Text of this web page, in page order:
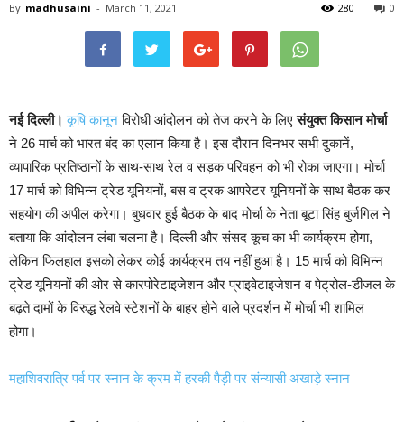
By madhusaini - March 11, 2021 0
280
नई दिल्ली। कृषि कानूनविरोधी आंदोलन को तेज करने के लिएसंयुक्त किसान मोर्चा
ने 26 मार्च को भारत बंद का एलान किया है। इस दौरान दिनभर सभी दुकानें,
व्यापारिक प्रतिष्ठानों के साथ-साथ रेल व सड़क परिवहन को भी रोका जाएगा। मोर्चा
17 मार्च को विभिन्न ट्रेड यूनियनों, बस व ट्रक आपरेटर यूनियनों के साथ बैठक कर
सहयोग की अपील करेगा। बुधवार हुई बैठक के बाद मोर्चा के नेता बूटा सिंह बुर्जगिल ने
बताया कि आंदोलन लंबा चलना है। दिल्ली और संसद कूच का भी कार्यक्रम होगा,
लेकिन फिलहाल इसको लेकर कोई कार्यक्रम तय नहीं हुआ है। 15 मार्च को विभिन्न
ट्रेड यूनियनों की ओर से कारपोरेटाइजेशन और प्राइवेटाइजेशन व पेट्रोल-डीजल के
बढ़ते दामों के विरुद्ध रेलवे स्टेशनों के बाहर होने वाले प्रदर्शन में मोर्चा भी शामिल
होगा।
महाशिवरात्रि पर्व पर स्नान के क्रम में हरकी पैड़ी पर संन्‍यासी अखाड़े स्नान